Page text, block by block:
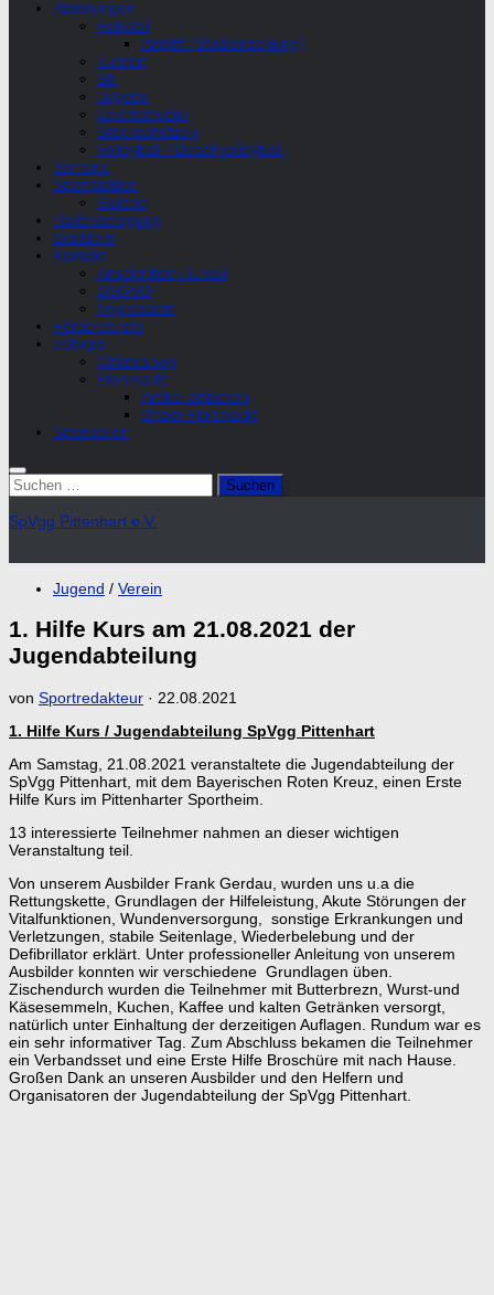
Abteilungen
Fußball
Anpfiff (Stadionzeitung)
Turnen
Ski
Jugend
Leichtathletik
Stockschützen
Volleyball / Beachvolleyball
Termine
Sportstätten
Galerie
Hallenbelegung
Bouldern
Kontakt
Anschriften / Email
DSGVO
Impressum
Förderverein
eShops
Onlineshop
Flohmarkt
Artikel anbieten
Unser Flohmarkt
Sponsoren
Suchen
nach:
SpVgg Pittenhart e.V.
Jugend / Verein
1. Hilfe Kurs am 21.08.2021 der
Jugendabteilung
von Sportredakteur · 22.08.2021
1. Hilfe Kurs / Jugendabteilung SpVgg Pittenhart
Am Samstag, 21.08.2021 veranstaltete die Jugendabteilung der
SpVgg Pittenhart, mit dem Bayerischen Roten Kreuz, einen Erste
Hilfe Kurs im Pittenharter Sportheim.
13 interessierte Teilnehmer nahmen an dieser wichtigen
Veranstaltung teil.
Von unserem Ausbilder Frank Gerdau, wurden uns u.a die
Rettungskette, Grundlagen der Hilfeleistung, Akute Störungen der
Vitalfunktionen, Wundenversorgung, sonstige Erkrankungen und
Verletzungen, stabile Seitenlage, Wiederbelebung und der
Defibrillator erklärt. Unter professioneller Anleitung von unserem
Ausbilder konnten wir verschiedene Grundlagen üben.
Zischendurch wurden die Teilnehmer mit Butterbrezn, Wurst-und
Käsesemmeln, Kuchen, Kaffee und kalten Getränken versorgt,
natürlich unter Einhaltung der derzeitigen Auflagen. Rundum war es
ein sehr informativer Tag. Zum Abschluss bekamen die Teilnehmer
ein Verbandsset und eine Erste Hilfe Broschüre mit nach Hause.
Großen Dank an unseren Ausbilder und den Helfern und
Organisatoren der Jugendabteilung der SpVgg Pittenhart.